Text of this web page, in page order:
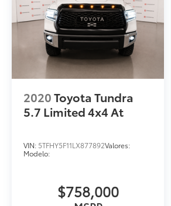
2020Toyota Tundra
5.7 Limited 4x4 At
VIN: 5TFHY5F11LX877892Valores:
Modelo:
$758,000